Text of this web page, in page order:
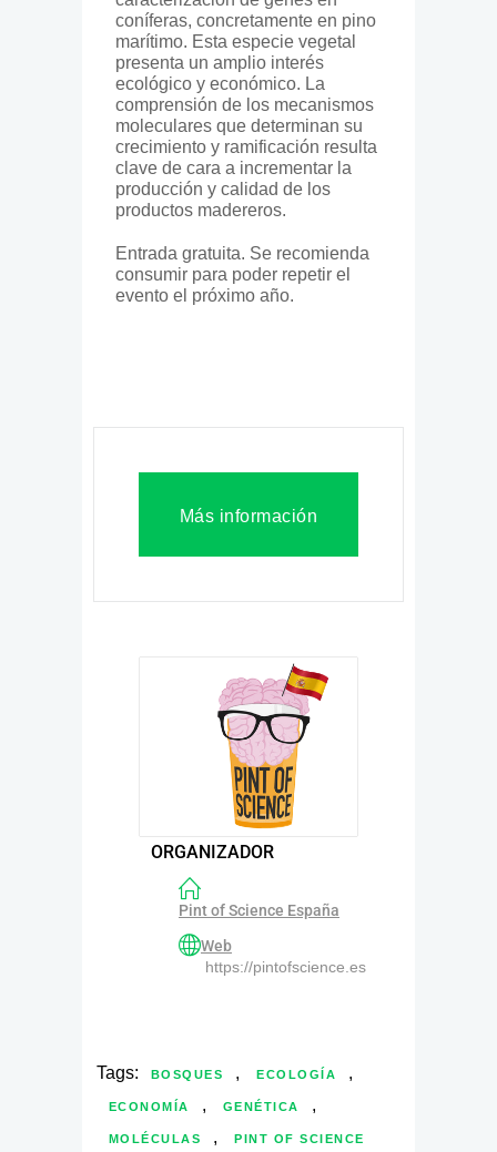
coníferas, concretamente en pino
marítimo. Esta especie vegetal
presenta un amplio interés
ecológico y económico. La
comprensión de los mecanismos
moleculares que determinan su
crecimiento y ramificación resulta
clave de cara a incrementar la
producción y calidad de los
productos madereros.
Entrada gratuita. Se recomienda
consumir para poder repetir el
evento el próximo año.
Más información
ORGANIZADOR
Pint of Science España
Web
https://pintofscience.es
Tags: BOSQUES , ECOLOGÍA ,
ECONOMÍA , GENÉTICA ,
MOLÉCULAS , PINT OF SCIENCE